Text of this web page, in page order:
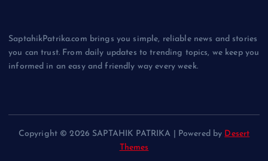
SaptahikPatrika.com brings you simple, reliable news and stories
you can trust. From daily updates to trending topics, we keep you
informed in an easy and friendly way every week.
Copyright © 2026 SAPTAHIK PATRIKA | Powered by Desert
Themes